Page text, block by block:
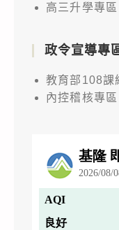
高三升學專區
政令宣導專
教育部108課
內控稽核專區